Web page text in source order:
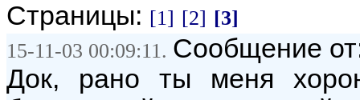
Страницы: [1] [2] [3]
15-11-03 00:09:11. Сообщение
Док, рано ты меня